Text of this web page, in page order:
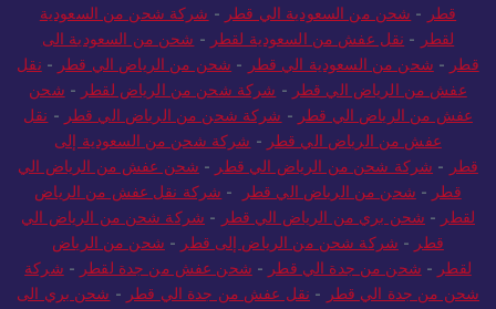
قطر - شحن من السعودية الي قطر - شركة شحن من السعودية
لقطر - نقل عفش من السعودية لقطر - شحن من السعودية الى
قطر - شحن من السعودية الي قطر - شحن من الرياض الي قطر - نقل
عفش من الرياض الي قطر - شركة شحن من الرياض لقطر - شحن
عفش من الرياض الي قطر - شركة شحن من الرياض الي قطر - نقل
عفش من الرياض الي قطر - شركة شحن من السعودية إلى
قطر - شركة شحن من الرياض الي قطر - شحن عفش من الرياض الي
قطر - شحن من الرياض الي قطر - شركة نقل عفش من الرياض
لقطر - شحن بري من الرياض الي قطر - شركة شحن من الرياض الي
قطر - شركة شحن من الرياض إلى قطر - شحن من الرياض
لقطر - شحن من جدة الي قطر - شحن عفش من جدة لقطر - شركة
شحن من جدة الي قطر - نقل عفش من جدة الي قطر - شحن بري الى